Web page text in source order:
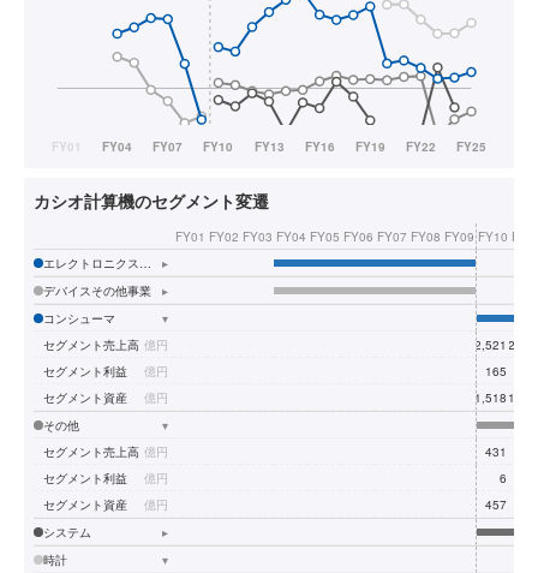
カシオ計算機のセグメント変遷
FY01 FY02 FY03 FY04 FY05 FY06 FY07 FY08 FY09 FY10
▸
デバイスその他事業
▸
コンシューマ
▾
セグメント売上高 億円 2,521
セグメント利益
億円 165
セグメント資産
億円 1,518
その他
▾
セグメント売上高 億円 431
セグメント利益
億円 6
セグメント資産
億円 457
システム
▸
時計
▾